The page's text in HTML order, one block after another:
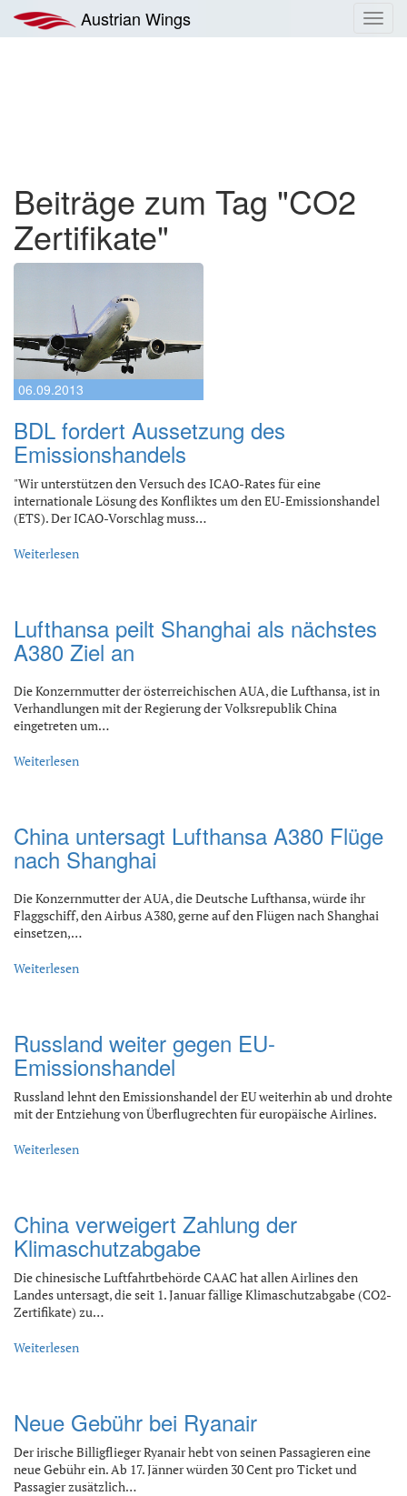
Inhalt
springen
Austrian Wings
Beiträge zum Tag "CO2
Zertifikate"
06.09.2013
BDL fordert Aussetzung des
Emissionshandels
"Wir unterstützen den Versuch des ICAO-Rates für eine
internationale Lösung des Konfliktes um den EU-Emissionshandel
(ETS). Der ICAO-Vorschlag muss…
Weiterlesen
Lufthansa peilt Shanghai als nächstes
A380 Ziel an
Die Konzernmutter der österreichischen AUA, die Lufthansa, ist in
Verhandlungen mit der Regierung der Volksrepublik China
eingetreten um…
Weiterlesen
China untersagt Lufthansa A380 Flüge
nach Shanghai
Die Konzernmutter der AUA, die Deutsche Lufthansa, würde ihr
Flaggschiff, den Airbus A380, gerne auf den Flügen nach Shanghai
einsetzen,…
Weiterlesen
Russland weiter gegen EU-
Emissionshandel
Russland lehnt den Emissionshandel der EU weiterhin ab und drohte
mit der Entziehung von Überflugrechten für europäische Airlines.
Weiterlesen
China verweigert Zahlung der
Klimaschutzabgabe
Die chinesische Luftfahrtbehörde CAAC hat allen Airlines den
Landes untersagt, die seit 1. Januar fällige Klimaschutzabgabe (CO2-
Zertifikate) zu…
Weiterlesen
Neue Gebühr bei Ryanair
Der irische Billigflieger Ryanair hebt von seinen Passagieren eine
neue Gebühr ein. Ab 17. Jänner würden 30 Cent pro Ticket und
Passagier zusätzlich…